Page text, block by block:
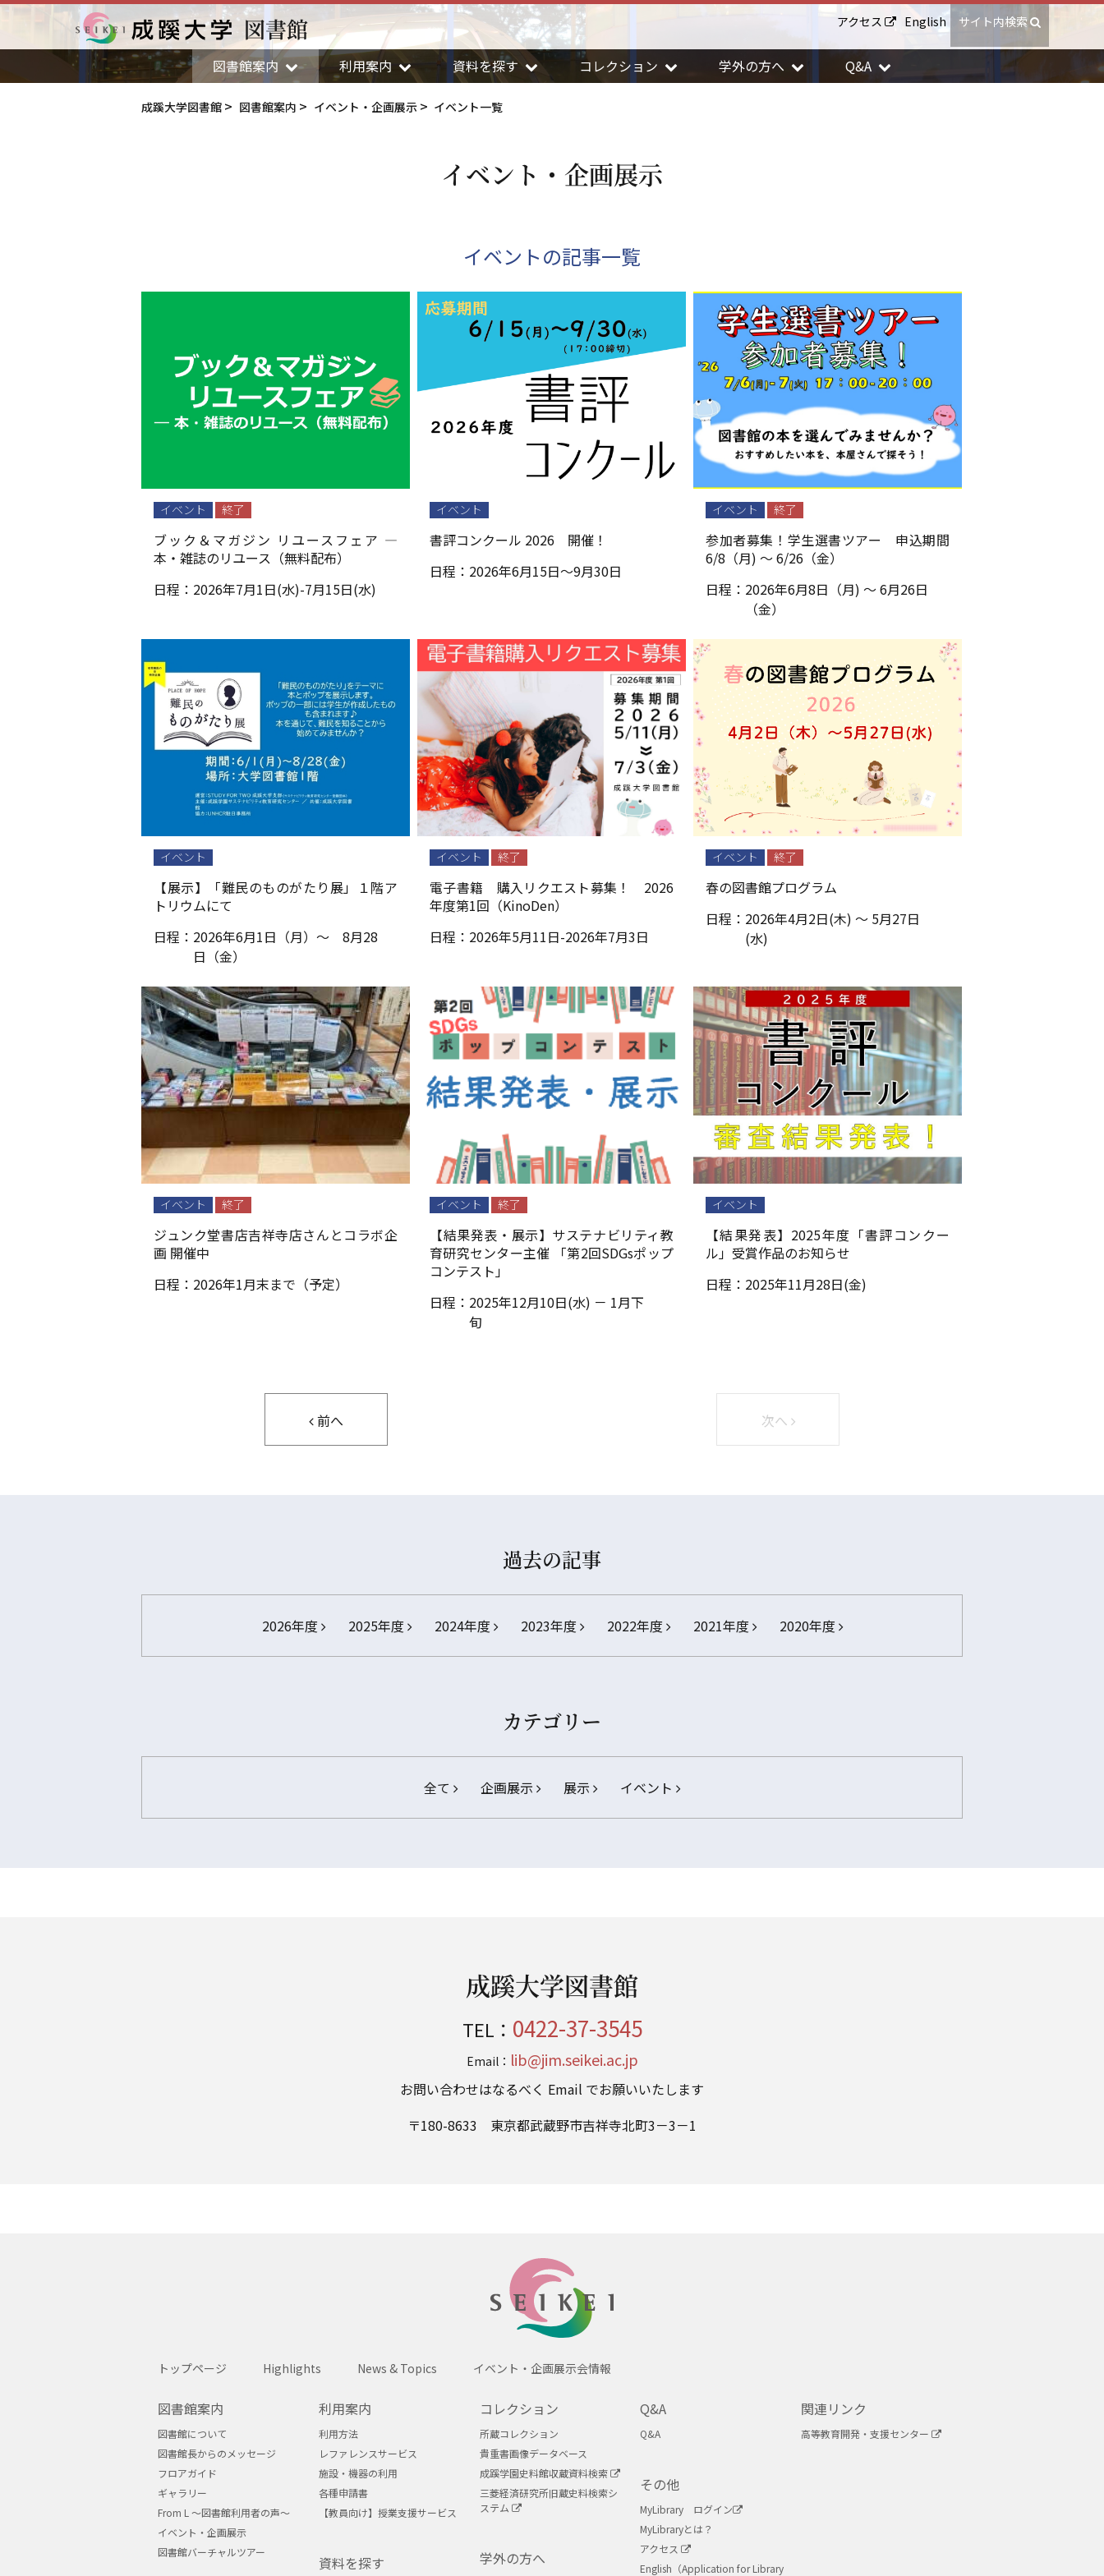
アクセス English サイト内検索
成蹊大学
図書館
図書館案内 利用案内 資料を探す コレクション 学外の方へ Q&A
成蹊大学図書館 図書館案内 イベント・企画展示 イベント一覧
イベント・企画展示
イベントの記事一覧
イベント 終了
ブック＆マガジン リユースフェア ―
本・雑誌のリユース（無料配布）
日程： 2026年7月1日(水)-7月15日(水)
イベント
書評コンクール 2026 開催！
日程： 2026年6月15日～9月30日
イベント 終了
参加者募集！学生選書ツアー 申込期間
6/8（月) ～ 6/26（金）
日程： 2026年6月8日（月) ～ 6月26日
（金）
イベント
【展示】「難民のものがたり展」１階ア
トリウムにて
日程： 2026年6月1日（月）～ 8月28
日（金）
イベント 終了
電子書籍 購入リクエスト募集！ 2026
年度第1回（KinoDen）
日程： 2026年5月11日-2026年7月3日
イベント 終了
春の図書館プログラム
日程： 2026年4月2日(木) ～ 5月27日
(水)
イベント 終了
ジュンク堂書店吉祥寺店さんとコラボ企
画 開催中
日程： 2026年1月末まで（予定）
イベント 終了
【結果発表・展示】サステナビリティ教
育研究センター主催 「第2回SDGsポップ
コンテスト」
日程： 2025年12月10日(水) － 1月下
旬
イベント
【結果発表】2025年度「書評コンクー
ル」受賞作品のお知らせ
日程： 2025年11月28日(金)
前へ 次へ
過去の記事
2026年度 2025年度 2024年度 2023年度 2022年度 2021年度 2020年度
カテゴリー
全て 企画展示 展示 イベント
成蹊大学図書館
TEL： 0422-37-3545
Email： lib@jim.seikei.ac.jp
お問い合わせはなるべく Email でお願いいたします
〒180-8633 東京都武蔵野市吉祥寺北町3－3－1
トップページ Highlights News & Topics イベント・企画展示会情報
図書館案内
図書館について
図書館長からのメッセージ
フロアガイド
ギャラリー
From L ～図書館利用者の声～
イベント・企画展示
図書館バーチャルツアー
利用案内
利用方法
レファレンスサービス
施設・機器の利用
各種申請書
【教員向け】授業支援サービス
資料を探す
コレクション
所蔵コレクション
貴重書画像データベース
成蹊学園史料館収蔵資料検索
三菱経済研究所旧蔵史料検索シ
ステム
学外の方へ
Q&A
Q&A
その他
MyLibrary ログイン
MyLibraryとは？
アクセス
English（Application for Library
関連リンク
高等教育開発・支援センター